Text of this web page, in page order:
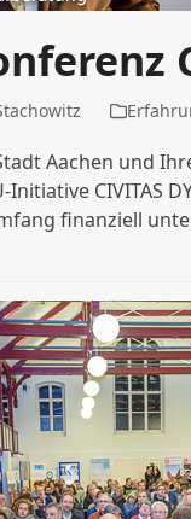
Aachen und
Initiative CIVITAS
finanziell